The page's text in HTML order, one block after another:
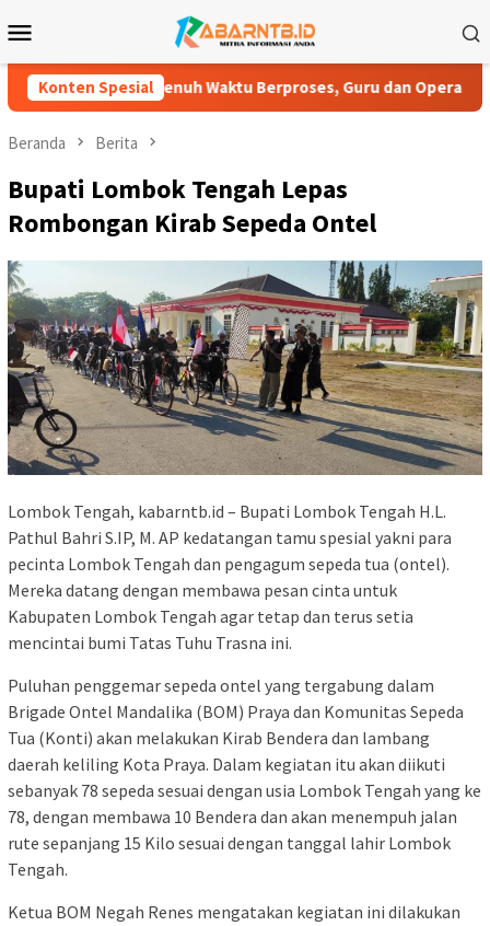
ke
Mobile
Konten Spesial
Waktu Berproses, Guru dan Operator Madrasah Swasta
Beranda Berita
Bupati Lombok Tengah Lepas
Rombongan Kirab Sepeda Ontel
Lombok Tengah, kabarntb.id – Bupati Lombok Tengah H.L.
Pathul Bahri S.IP, M. AP kedatangan tamu spesial yakni para
pecinta Lombok Tengah dan pengagum sepeda tua (ontel).
Mereka datang dengan membawa pesan cinta untuk
Kabupaten Lombok Tengah agar tetap dan terus setia
mencintai bumi Tatas Tuhu Trasna ini.
Puluhan penggemar sepeda ontel yang tergabung dalam
Brigade Ontel Mandalika (BOM) Praya dan Komunitas Sepeda
Tua (Konti) akan melakukan Kirab Bendera dan lambang
daerah keliling Kota Praya. Dalam kegiatan itu akan diikuti
sebanyak 78 sepeda sesuai dengan usia Lombok Tengah yang ke
78, dengan membawa 10 Bendera dan akan menempuh jalan
rute sepanjang 15 Kilo sesuai dengan tanggal lahir Lombok
Tengah.
Ketua BOM Negah Renes mengatakan kegiatan ini dilakukan